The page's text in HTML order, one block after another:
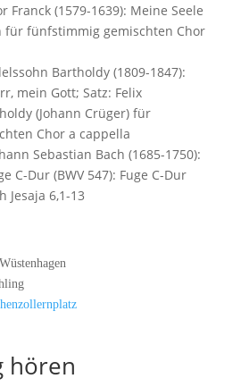
Franck (1579-1639): Meine Seele
für fünfstimmig gemischten Chor
Bartholdy (1809-1847):
mein Gott; Satz: Felix
(Johann Crüger) für
Chor a cappella
Sebastian Bach (1685-1750):
C-Dur (BWV 547): Fuge C-Dur
Jesaja 6,1-13
hören